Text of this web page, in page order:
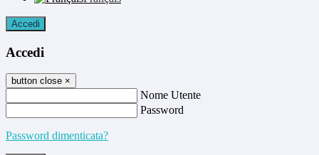
Accedi
Accedi
button close ×
Nome Utente
Password
Password dimenticata?